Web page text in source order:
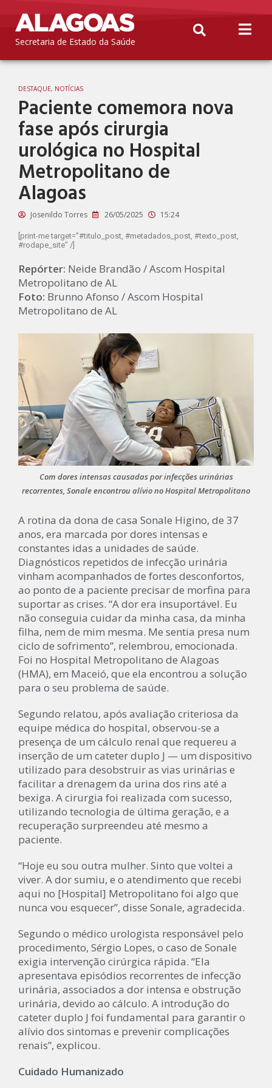
Secretaria de Estado da Saúde
DESTAQUE, NOTÍCIAS
Paciente comemora nova
fase após cirurgia
urológica no Hospital
Metropolitano de
Alagoas
Josenildo Torres 26/05/2025 15:24
[print-me target=”#titulo_post, #metadados_post, #texto_post,
#rodape_site” /]
Repórter: Neide Brandão / Ascom Hospital
Metropolitano de AL
Foto: Brunno Afonso / Ascom Hospital
Metropolitano de AL
Com dores intensas causadas por infecções urinárias
recorrentes, Sonale encontrou alívio no Hospital Metropolitano
A rotina da dona de casa Sonale Higino, de 37
anos, era marcada por dores intensas e
constantes idas a unidades de saúde.
Diagnósticos repetidos de infecção urinária
vinham acompanhados de fortes desconfortos,
ao ponto de a paciente precisar de morfina para
suportar as crises. “A dor era insuportável. Eu
não conseguia cuidar da minha casa, da minha
filha, nem de mim mesma. Me sentia presa num
ciclo de sofrimento”, relembrou, emocionada.
Foi no Hospital Metropolitano de Alagoas
(HMA), em Maceió, que ela encontrou a solução
para o seu problema de saúde.
Segundo relatou, após avaliação criteriosa da
equipe médica do hospital, observou-se a
presença de um cálculo renal que requereu a
inserção de um cateter duplo J — um dispositivo
utilizado para desobstruir as vias urinárias e
facilitar a drenagem da urina dos rins até a
bexiga. A cirurgia foi realizada com sucesso,
utilizando tecnologia de última geração, e a
recuperação surpreendeu até mesmo a
paciente.
“Hoje eu sou outra mulher. Sinto que voltei a
viver. A dor sumiu, e o atendimento que recebi
aqui no [Hospital] Metropolitano foi algo que
nunca vou esquecer”, disse Sonale, agradecida.
Segundo o médico urologista responsável pelo
procedimento, Sérgio Lopes, o caso de Sonale
exigia intervenção cirúrgica rápida. “Ela
apresentava episódios recorrentes de infecção
urinária, associados a dor intensa e obstrução
urinária, devido ao cálculo. A introdução do
cateter duplo J foi fundamental para garantir o
alívio dos sintomas e prevenir complicações
renais”, explicou.
Cuidado Humanizado